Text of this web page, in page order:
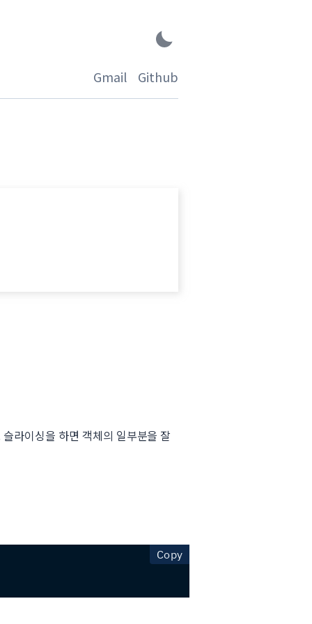
Gmail Github
라이싱을 하면 객체의 일부분을 잘
Copycopy code to clipboard